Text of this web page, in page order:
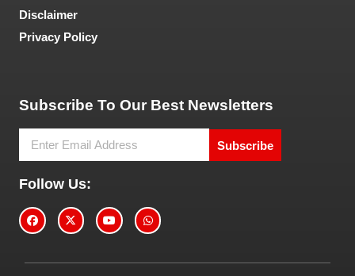
Disclaimer
Privacy Policy
Subscribe To Our Best Newsletters
Subscribe
Follow Us: